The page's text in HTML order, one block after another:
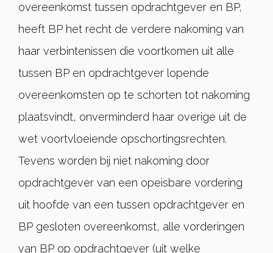
overeenkomst tussen opdrachtgever en BP,
heeft BP het recht de verdere nakoming van
haar verbintenissen die voortkomen uit alle
tussen BP en opdrachtgever lopende
overeenkomsten op te schorten tot nakoming
plaatsvindt, onverminderd haar overige uit de
wet voortvloeiende opschortingsrechten.
Tevens worden bij niet nakoming door
opdrachtgever van een opeisbare vordering
uit hoofde van een tussen opdrachtgever en
BP gesloten overeenkomst, alle vorderingen
van BP op opdrachtgever (uit welke